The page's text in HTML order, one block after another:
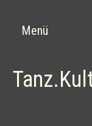
Menü
News